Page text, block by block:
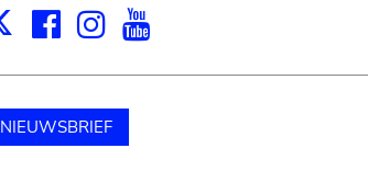
X Facebook
Instagram
NIEUWSBRIEF